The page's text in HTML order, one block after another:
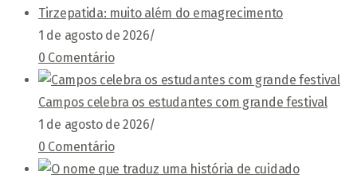
Tirzepatida: muito além do emagrecimento
1 de agosto de 2026/
0 Comentário
Campos celebra os estudantes com grande festival
1 de agosto de 2026/
0 Comentário